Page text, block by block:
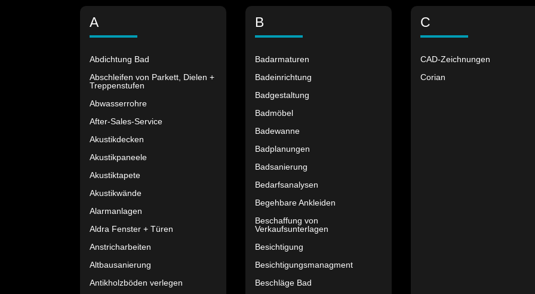
A
Abdichtung Bad
Abschleifen von Parkett, Dielen +
Treppenstufen
Abwasserrohre
After-Sales-Service
Akustikdecken
Akustikpaneele
Akustiktapete
Akustikwände
Alarmanlagen
Aldra Fenster + Türen
Anstricharbeiten
Altbausanierung
Antikholzböden verlegen
B
Badarmaturen
Badeinrichtung
Badgestaltung
Badmöbel
Badewanne
Badplanungen
Badsanierung
Bedarfsanalysen
Begehbare Ankleiden
Beschaffung von
Verkaufsunterlagen
Besichtigung
Besichtigungsmanagment
Beschläge Bad
C
CAD-Zeichnungen
Corian